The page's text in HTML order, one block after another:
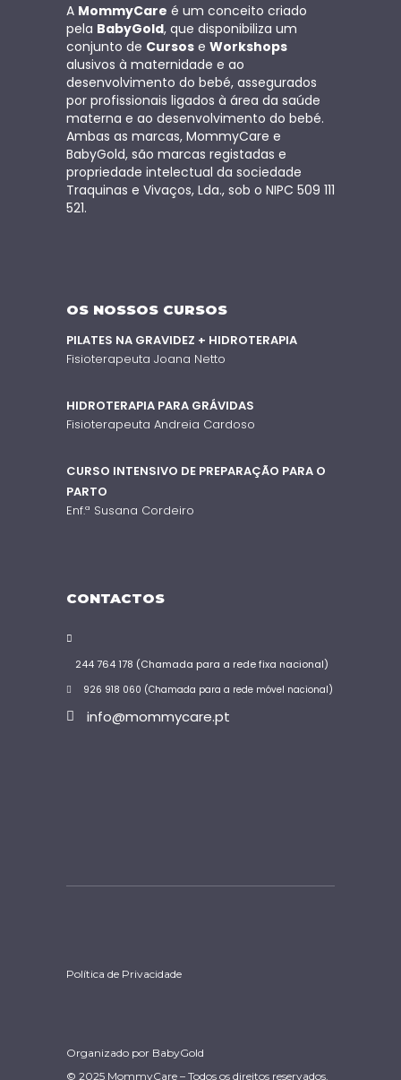
A MommyCare é um conceito criado
pela BabyGold, que disponibiliza um
conjunto de Cursos e Workshops
alusivos à maternidade e ao
desenvolvimento do bebé, assegurados
por profissionais ligados à área da saúde
materna e ao desenvolvimento do bebé.
Ambas as marcas, MommyCare e
BabyGold, são marcas registadas e
propriedade intelectual da sociedade
Traquinas e Vivaços, Lda., sob o NIPC 509 111
521.
OS NOSSOS CURSOS
PILATES NA GRAVIDEZ + HIDROTERAPIA
Fisioterapeuta Joana Netto
HIDROTERAPIA PARA GRÁVIDAS
Fisioterapeuta Andreia Cardoso
CURSO INTENSIVO DE PREPARAÇÃO PARA O
PARTO
Enf.ª Susana Cordeiro
CONTACTOS
244 764 178 (Chamada para a rede fixa nacional)
926 918 060 (Chamada para a rede móvel nacional)
info@mommycare.pt
Política de Privacidade
Organizado por BabyGold
© 2025 MommyCare – Todos os direitos reservados.